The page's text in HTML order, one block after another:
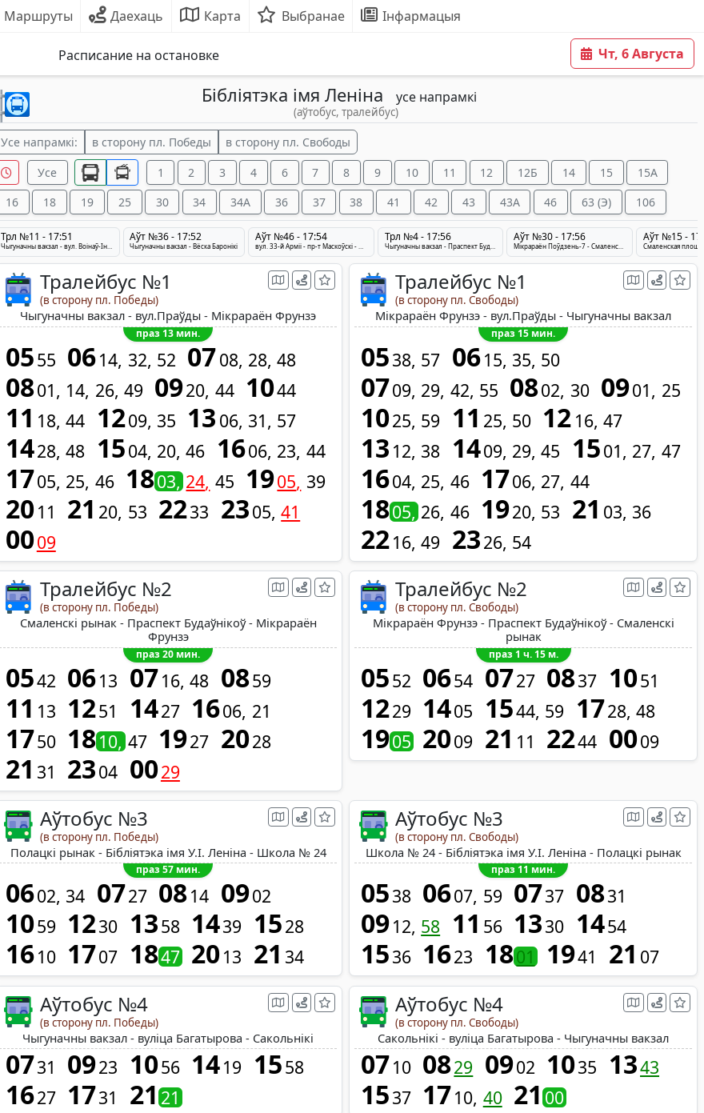
Маршруты Даехаць Карта Выбранае Інфармацыя
Расписание на остановке Чт, 6 Августа
Бібліятэка імя Леніна усе напрамкі
(аўтобус, тралейбус)
Усе напрамкі: в сторону пл. Победы в сторону пл. Свободы
Усе 1 2 3 4 6 7 8 9 10 11 12 12Б 14 15
15A
16
18 19 25 30 34 34A 36 37 38 41 42 43 43A 46 63 (Э) 106
Трл №11 - 17:51
Чыгуначны вакзал - вул. Воінаў-Інтэрнацыяналістаў - Медцэнтр
Аўт №36 - 17:52
Чыгуначны вакзал - Вёска Баронiкi
Аўт №46 - 17:54 Трл №4 - 17:56 Аўт №30 - 17:56 Аўт №15 -
Тралейбус №1
(в сторону пл. Победы)
Чыгуначны вакзал - вул.Праўды - Мікрараён Фрунзэ
праз 13 мин.
0555 0614 32 52 0708 28 48
0801 14 26 49 0920 44 1044
11 18 44 1209 35 13 06 31 57
1428 48 1504 20 46 1606 23 44
1705 25 46 1803 24 45 1905 39
2011 21 20 53 2233 2305 41
0009
Тралейбус №1
(в сторону пл. Свободы)
Мікрараён Фрунзэ - вул.Праўды - Чыгуначны вакзал
праз 15 мин.
0538 57 0615 35 50
0709 29 42 55 0802 30 0901 25
1025 59 11 25 50 12 16 47
13 12 38 1409 29 45 1501 27 47
1604 25 46 1706 27 44
1805 26 46 1920 53 21 03 36
2216 49 2326 54
Тралейбус №2
(в сторону пл. Победы)
Смаленскі рынак - Праспект Будаўнікоў - Мікрараён
Фрунзэ
праз 20 мин.
0542 0613 0716 48 0859
11 13 1251 1427 1606 21
1750 1810 47 1927 2028
21 31 2304 0029
Тралейбус №2
(в сторону пл. Свободы)
Мікрараён Фрунзэ - Праспект Будаўнікоў - Смаленскі
рынак
праз 1 ч. 15 м.
0552 0654 0727 0837 1051
1229 1405 1544 59 1728 48
1905 2009 21 11 2244 0009
Аўтобус №3
(в сторону пл. Победы)
Полацкі рынак - Бібліятэка імя У.І. Леніна - Школа № 24
праз 57 мин.
0602 34 0727 0814 0902
1059 1230 1358 1439 1528
1610 1707 1847 2013 21 34
Аўтобус №3
(в сторону пл. Свободы)
Школа № 24 - Бібліятэка імя У.І. Леніна - Полацкі рынак
праз 11 мин.
0538 0607 59 0737 0831
0912 58 11 56 1330 1454
1536 1623 1801 1941 21 07
Аўтобус №4
(в сторону пл. Победы)
Чыгуначны вакзал - вуліца Багатырова - Сакольнікі
0731 0923 1056 1419 1558
1627 1731 21 21
Аўтобус №4
(в сторону пл. Свободы)
Сакольнікі - вуліца Багатырова - Чыгуначны вакзал
0710 0829 0902 1035 1343
1537 1710 40 2100